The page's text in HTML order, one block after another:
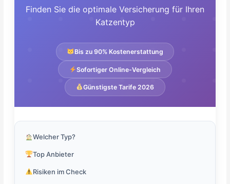
Finden Sie die optimale Versicherung für Ihren
Katzentyp
Bis zu 90% Kostenerstattung
Sofortiger Online-Vergleich
Günstigste Tarife 2026
Welcher Typ?
Top Anbieter
Risiken im Check